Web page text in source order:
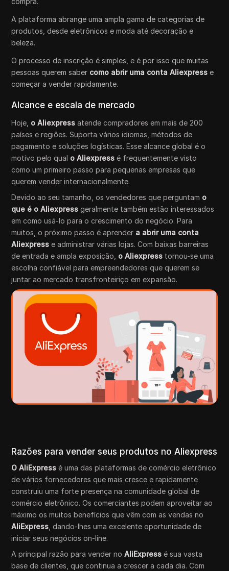
A plataforma abrange uma ampla gama de categorias de
produtos, desde eletrônicos e moda até decoração e
beleza.
O processo de inscrição é simples, e é por isso que muitas
pessoas querem saber como abrir uma conta Aliexpress e
começar a vender rapidamente.
Alcance e escala de mercado
Hoje, o Aliexpress atende compradores em mais de 200
países e regiões. Suporta vários idiomas, métodos de
pagamento e soluções logísticas. Esse alcance global é o
motivo pelo qual o Aliexpress é frequentemente visto
como um primeiro passo para pequenas empresas que
querem vender internacionalmente.
Devido ao seu tamanho, os vendedores que perguntam o
que é o Aliexpress geralmente também estão interessados
em como usá-lo para o crescimento do negócio. Para
muitos, o próximo passo é aprender a abrir uma conta
Aliexpress e administrar várias lojas. Com baixas barreiras
de entrada e ampla exposição, o Aliexpress tornou-se uma
escolha confiável para empreendedores que querem se
juntar ao mercado transfronteiriço em expansão.
Razões para vender seus produtos no Aliexpress
O AliExpress é uma das plataformas de comércio eletrônico
de vários fornecedores que mais cresce e rapidamente
construiu uma forte presença na comunidade global de
comércio eletrônico. Os comerciantes podem aproveitar ao
máximo os muitos benefícios que vêm com as vendas no
AliExpress , dando-lhes uma excelente oportunidade de
iniciar seus negócios on-line.
A principal razão para vender noAliExpress é sua vasta
base de clientes, que continua a crescer a cada dia. Com